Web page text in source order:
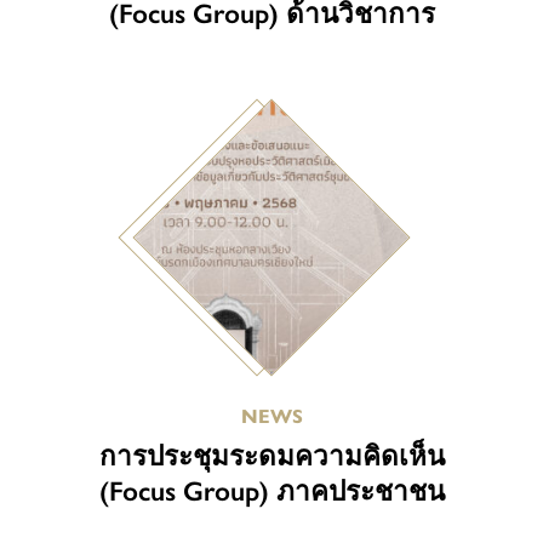
(Focus Group) ด้านวิชาการ
NEWS
การประชุมระดมความคิดเห็น
(Focus Group) ภาคประชาชน